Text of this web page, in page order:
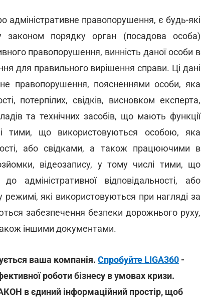
адміністративне правопорушення, є будь-які
законом порядку орган (посадова особа)
правопорушення, винність даної особи в
для правильного вирішення справи. Ці дані
правопорушення, поясненнями особи, яка
потерпілих, свідків, висновком експерта,
та технічних засобів, що мають функції
тими, що використовуються особою, яка
або свідками, а також працюючими в
відеозапису, у тому числі тими, що
адміністративної відповідальності, або
які використовуються при нагляді за
забезпечення безпеки дорожнього руху,
іншими документами.
ваша компанія. Спробуйте LIGA360 -
роботи бізнесу в умовах кризи.
в єдиний інформаційний простір, щоб